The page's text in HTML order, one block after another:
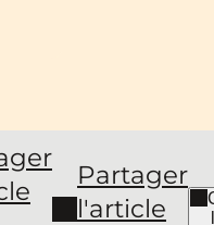
Partager
l'article